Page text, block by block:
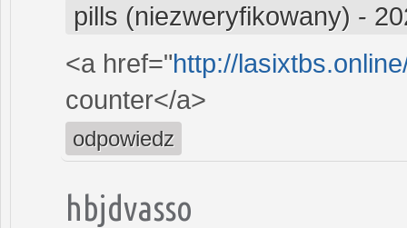
pills (niezweryfikowany) -
<a href="http://
counter</a>
odpowiedz
hbjdvasso